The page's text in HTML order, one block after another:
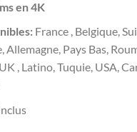
en 4K
France , Belgique,
Allemagne, Pays Bas,
, Latino, Tuquie, USA,